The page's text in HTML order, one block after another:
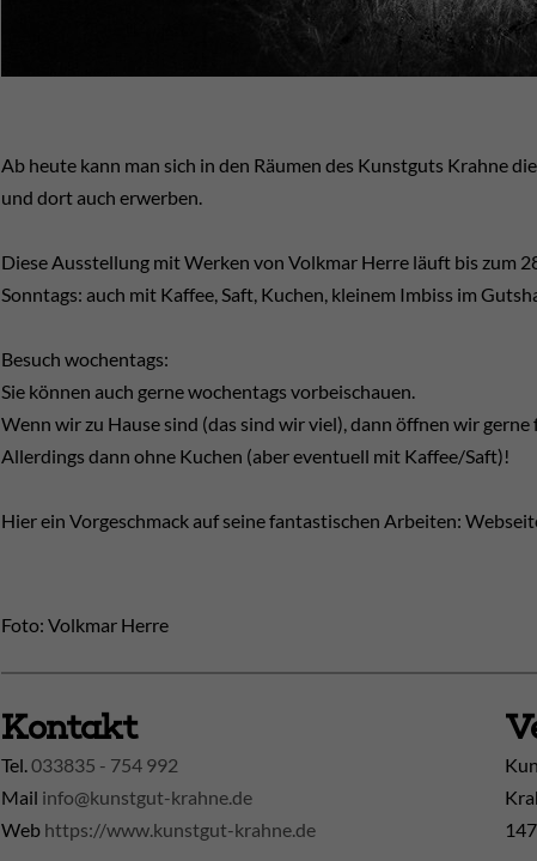
Ab heute kann man sich in den Räumen des Kunstguts Krahne
und dort auch erwerben.
Diese Ausstellung mit Werken von Volkmar Herre läuft bis zum
Sonntags: auch mit Kaffee, Saft, Kuchen, kleinem Imbiss im
Besuch wochentags:
Sie können auch gerne wochentags vorbeischauen.
Wenn wir zu Hause sind (das sind wir viel), dann öffnen wir gerne
Allerdings dann ohne Kuchen (aber eventuell mit Kaffee/Saft)!
Hier ein Vorgeschmack auf seine fantastischen Arbeiten:
Foto: Volkmar Herre
Kontakt
Tel. 033835 - 754 992
Mail info@kunstgut-krahne.de
Web https://www.kunstgut-krahne.de